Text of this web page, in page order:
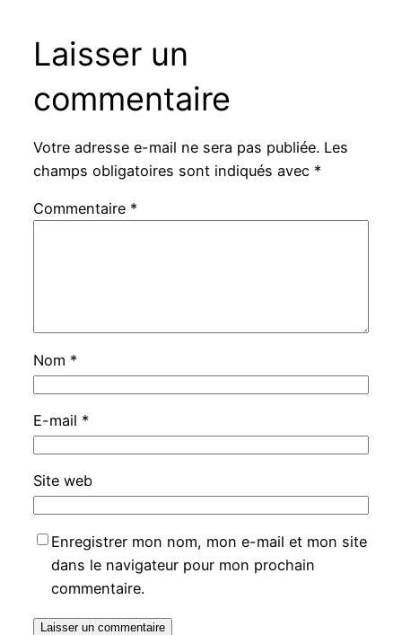
Laisser un
commentaire
Votre adresse e-mail ne sera pas publiée. Les
champs obligatoires sont indiqués avec *
Commentaire *
Nom *
E-mail *
Site web
Enregistrer mon nom, mon e-mail et mon site
dans le navigateur pour mon prochain
commentaire.